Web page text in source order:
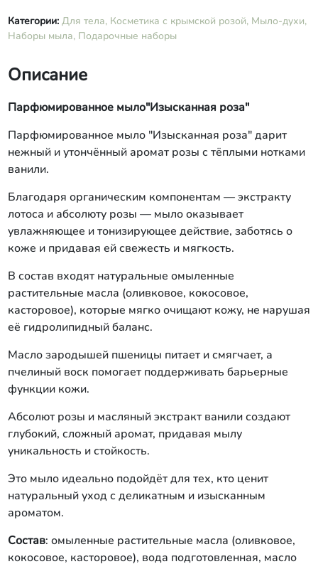
Категории: Для тела, Косметика с крымской розой, Мыло-духи,
Наборы мыла, Подарочные наборы
Описание
Парфюмированное мыло"Изысканная роза"
Парфюмированное мыло "Изысканная роза" дарит
нежный и утончённый аромат розы с тёплыми нотками
ванили.
Благодаря органическим компонентам — экстракту
лотоса и абсолюту розы — мыло оказывает
увлажняющее и тонизирующее действие, заботясь о
коже и придавая ей свежесть и мягкость.
В состав входят натуральные омыленные
растительные масла (оливковое, кокосовое,
касторовое), которые мягко очищают кожу, не нарушая
её гидролипидный баланс.
Масло зародышей пшеницы питает и смягчает, а
пчелиный воск помогает поддерживать барьерные
функции кожи.
Абсолют розы и масляный экстракт ванили создают
глубокий, сложный аромат, придавая мылу
уникальность и стойкость.
Это мыло идеально подойдёт для тех, кто ценит
натуральный уход с деликатным и изысканным
ароматом.
Состав: омыленные растительные масла (оливковое,
кокосовое, касторовое), вода подготовленная, масло